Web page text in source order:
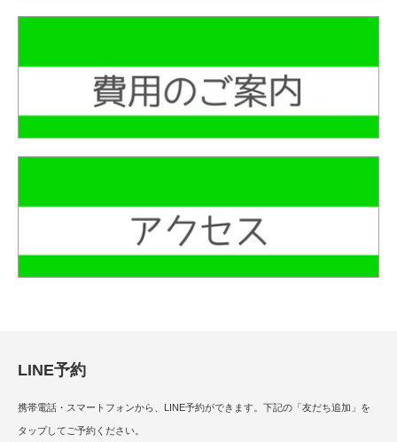
LINE予約
携帯電話・スマートフォンから、LINE予約ができます。下記の「友だち追加」を
タップしてご予約ください。